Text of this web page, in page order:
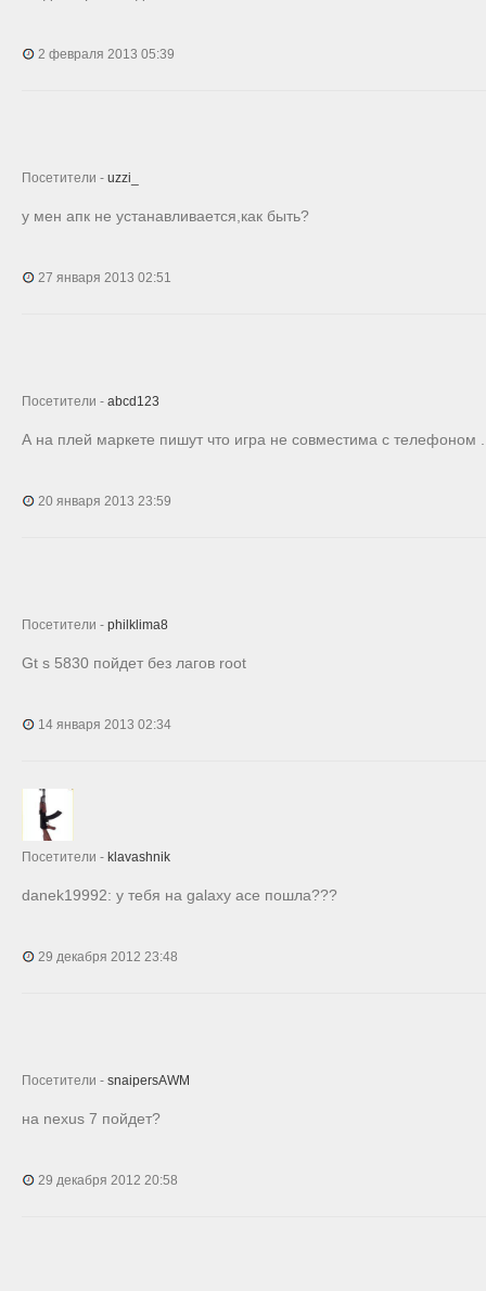
2 февраля 2013 05:39
Посетители - uzzi_
у мен апк не устанавливается,как быть?
27 января 2013 02:51
Посетители - abcd123
А на плей маркете пишут что игра не совместима с телефоном .
20 января 2013 23:59
Посетители - philklima8
Gt s 5830 пойдет без лагов root
14 января 2013 02:34
Посетители - klavashnik
danek19992: у тебя на galaxy ace пошла???
29 декабря 2012 23:48
Посетители - snaipersAWM
на nexus 7 пойдет?
29 декабря 2012 20:58